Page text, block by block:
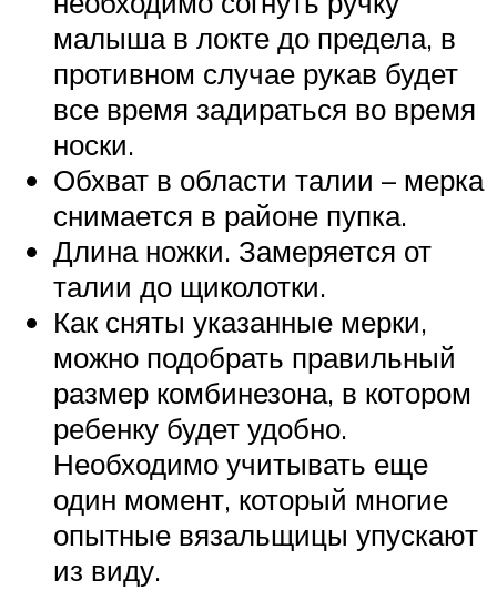
малыша в локте до предела, в
противном случае рукав будет
все время задираться во время
носки.
Обхват в области талии – мерка
снимается в районе пупка.
Длина ножки. Замеряется от
талии до щиколотки.
Как сняты указанные мерки,
можно подобрать правильный
размер комбинезона, в котором
ребенку будет удобно.
Необходимо учитывать еще
один момент, который многие
опытные вязальщицы упускают
из виду.